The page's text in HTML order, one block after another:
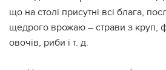
що на столі присутні всі блага,
щедрого врожаю – страви з круп,
овочів, риби і т. д.